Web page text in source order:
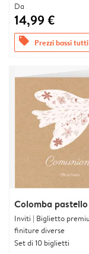
Da
14,99 €
offers Prezzi bassi
Colomba pastello
Inviti | Biglietto
finiture diverse
Set di 10 biglietti